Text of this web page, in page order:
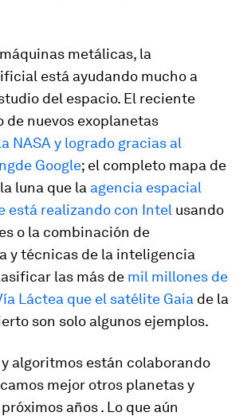
metálicas, la
está ayudando mucho a
del espacio. El reciente
nuevos exoplanetas
NASA y logrado gracias al
de Google; el completo mapa de
luna que la agencia espacial
está realizando con Intel usando
o la combinación de
y técnicas de la inteligencia
las más de mil millones de
Láctea que el satélite Gaia de la
son solo algunos ejemplos.
algoritmos están colaborando
mejor otros planetas y
años . Lo que aún